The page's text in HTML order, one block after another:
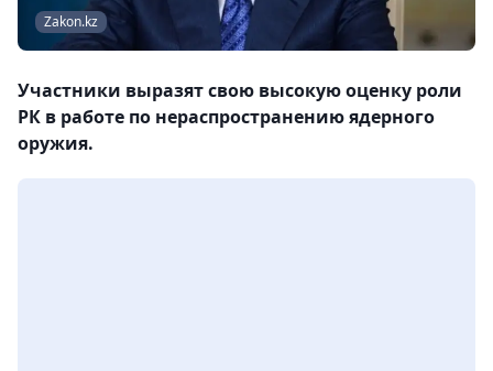
Zakon.kz
Участники выразят свою высокую оценку роли
РК в работе по нераспространению ядерного
оружия.